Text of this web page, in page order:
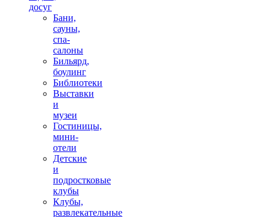
досуг
Бани,
сауны,
спа-
салоны
Бильярд,
боулинг
Библиотеки
Выставки
и
музеи
Гостиницы,
мини-
отели
Детские
и
подростковые
клубы
Клубы,
развлекательные